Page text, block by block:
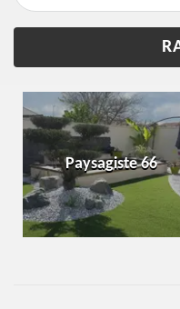
Paysagiste 66